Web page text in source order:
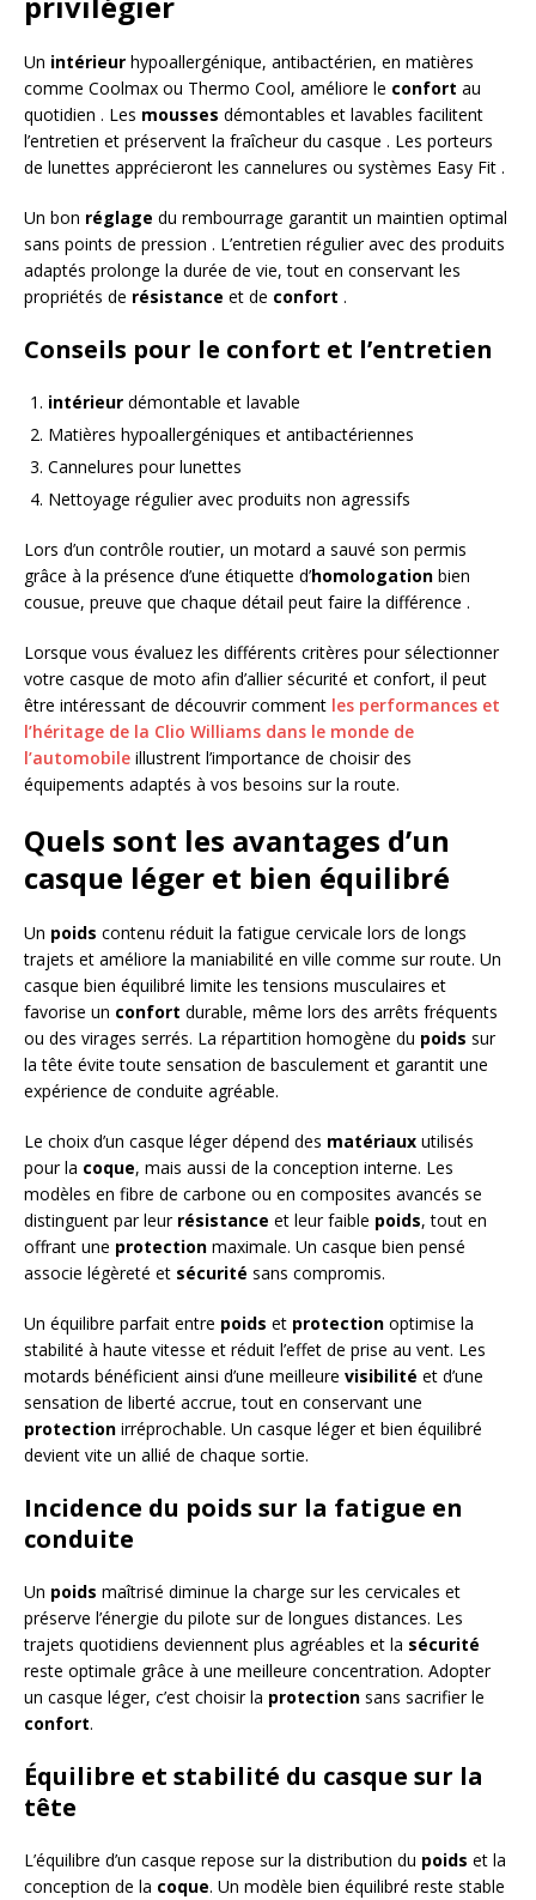
Un intérieur hypoallergénique, antibactérien, en matières
comme Coolmax ou Thermo Cool, améliore le confort au
quotidien . Les mousses démontables et lavables facilitent
l’entretien et préservent la fraîcheur du casque . Les porteurs
de lunettes apprécieront les cannelures ou systèmes Easy Fit .
Un bon réglage du rembourrage garantit un maintien optimal
sans points de pression . L’entretien régulier avec des produits
adaptés prolonge la durée de vie, tout en conservant les
propriétés de résistance et de confort .
Conseils pour le confort et l’entretien
intérieur démontable et lavable
Matières hypoallergéniques et antibactériennes
Cannelures pour lunettes
Nettoyage régulier avec produits non agressifs
Lors d’un contrôle routier, un motard a sauvé son permis
grâce à la présence d’une étiquette d’homologation bien
cousue, preuve que chaque détail peut faire la différence .
Lorsque vous évaluez les différents critères pour sélectionner
votre casque de moto afin d’allier sécurité et confort, il peut
être intéressant de découvrir comment les performances et
l’héritage de la Clio Williams dans le monde de
l’automobile illustrent l’importance de choisir des
équipements adaptés à vos besoins sur la route.
Quels sont les avantages d’un
casque léger et bien équilibré
Un poids contenu réduit la fatigue cervicale lors de longs
trajets et améliore la maniabilité en ville comme sur route. Un
casque bien équilibré limite les tensions musculaires et
favorise un confort durable, même lors des arrêts fréquents
ou des virages serrés. La répartition homogène du poids sur
la tête évite toute sensation de basculement et garantit une
expérience de conduite agréable.
Le choix d’un casque léger dépend des matériaux utilisés
pour la coque, mais aussi de la conception interne. Les
modèles en fibre de carbone ou en composites avancés se
distinguent par leur résistance et leur faible poids, tout en
offrant une protection maximale. Un casque bien pensé
associe légèreté et sécurité sans compromis.
Un équilibre parfait entre poids et protection optimise la
stabilité à haute vitesse et réduit l’effet de prise au vent. Les
motards bénéficient ainsi d’une meilleure visibilité et d’une
sensation de liberté accrue, tout en conservant une
protection irréprochable. Un casque léger et bien équilibré
devient vite un allié de chaque sortie.
Incidence du poids sur la fatigue en
conduite
Un poids maîtrisé diminue la charge sur les cervicales et
préserve l’énergie du pilote sur de longues distances. Les
trajets quotidiens deviennent plus agréables et la sécurité
reste optimale grâce à une meilleure concentration. Adopter
un casque léger, c’est choisir la protection sans sacrifier le
confort.
Équilibre et stabilité du casque sur la
tête
L’équilibre d’un casque repose sur la distribution du poids et la
conception de la coque. Un modèle bien équilibré reste stable